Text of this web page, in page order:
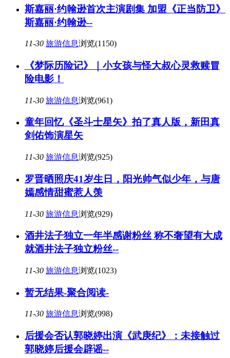
斯嘉丽·约翰逊首次主演剧集 加盟《正当防卫》
斯嘉丽·约翰逊--
11-30 旅游信息浏览(1150)
《梦际历险记》｜小女孩与怪大叔心灵救赎冒
险电影！
11-30 旅游信息浏览(961)
童年回忆《圣斗士星矢》拍了真人版，新田真
剑佑饰演星矢
11-30 旅游信息浏览(925)
罗晋晒照庆41岁生日，阳光帅气似少年，与唐
嫣感情甜蜜惹人羡
11-30 旅游信息浏览(929)
酒井法子独立一年半感谢粉丝 称不奢望有大成
就酒井法子独立粉丝--
11-30 旅游信息浏览(1023)
暂无结果-聚合阅读-
11-30 旅游信息浏览(998)
后援会否认郭晓婷出演《武庚纪》：未接触过
郭晓婷后援会辟谣--